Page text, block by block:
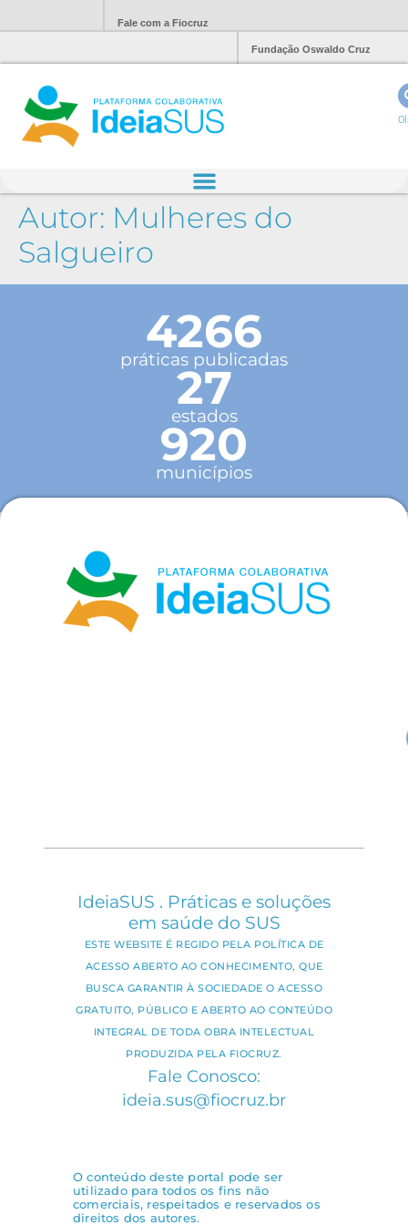
Fale com a Fiocruz
Fundação Oswaldo Cruz
Autor: Mulheres do
Salgueiro
4266
práticas publicadas
27
estados
920
municípios
IdeiaSUS . Práticas e soluções
em saúde do SUS
ESTE WEBSITE É REGIDO PELA POLÍTICA DE
ACESSO ABERTO AO CONHECIMENTO, QUE
BUSCA GARANTIR À SOCIEDADE O ACESSO
GRATUITO, PÚBLICO E ABERTO AO CONTEÚDO
INTEGRAL DE TODA OBRA INTELECTUAL
PRODUZIDA PELA FIOCRUZ.
Fale Conosco:
ideia.sus@fiocruz.br
O conteúdo deste portal pode ser
utilizado para todos os fins não
comerciais, respeitados e reservados os
direitos dos autores.